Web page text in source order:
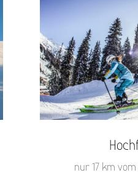
nur 17 km